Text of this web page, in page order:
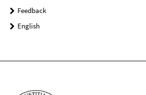
Feedback
English